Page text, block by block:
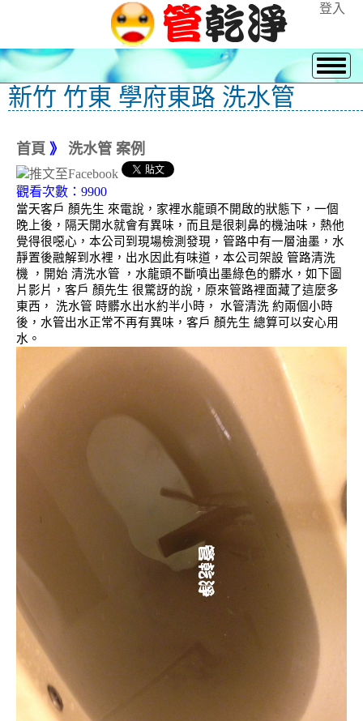
登入
新竹 竹東 學府東路 洗水管
首頁 》 洗水管 案例
觀看次數：9900
當天客戶 顏先生 來電說，家裡水龍頭不開啟的狀態下，一個
晚上後，隔天開水就會有異味，而且是很刺鼻的機油味，熱他
覺得很噁心，本公司到現場檢測發現，管路中有一層油墨，水
靜置後融解到水裡，出水因此有味道，本公司架設 管路清洗
機 ，開始 清洗水管 ，水龍頭不斷噴出墨綠色的髒水，如下圖
片影片，客戶 顏先生 很驚訝的說，原來管路裡面藏了這麼多
東西， 洗水管 時髒水出水約半小時， 水管清洗 約兩個小時
後，水管出水正常不再有異味，客戶 顏先生 總算可以安心用
水。